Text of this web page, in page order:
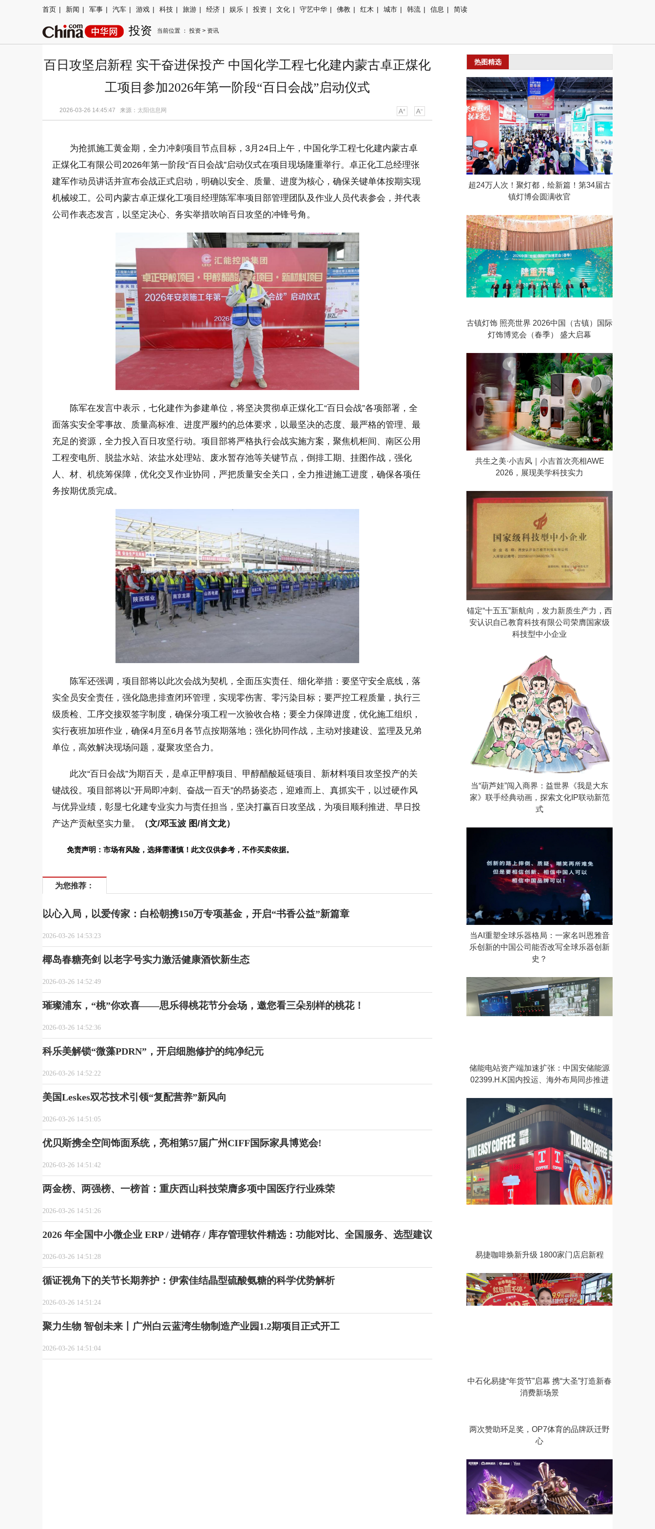
首页 | 新闻 | 军事 | 汽车 | 游戏 | 科技 | 旅游 | 经济 | 娱乐 | 投资 | 文化 | 守艺中华 | 佛教 | 红木 | 城市 | 韩流 | 信息 | 简读
投资 当前位置 ： 投资 > 资讯
百日攻坚启新程 实干奋进保投产 中国化学工程七化建内蒙古卓正煤化
工项目参加2026年第一阶段“百日会战”启动仪式
2026-03-26 14:45:47 来源： 太阳信息网
为抢抓施工黄金期，全力冲刺项目节点目标，3月24日上午，中国化学工程七化建内蒙古卓
正煤化工有限公司2026年第一阶段“百日会战”启动仪式在项目现场隆重举行。卓正化工总经理张
建军作动员讲话并宣布会战正式启动，明确以安全、质量、进度为核心，确保关键单体按期实现
机械竣工。公司内蒙古卓正煤化工项目经理陈军率项目部管理团队及作业人员代表参会，并代表
公司作表态发言，以坚定决心、务实举措吹响百日攻坚的冲锋号角。
陈军在发言中表示，七化建作为参建单位，将坚决贯彻卓正煤化工“百日会战”各项部署，全
面落实安全零事故、质量高标准、进度严履约的总体要求，以最坚决的态度、最严格的管理、最
充足的资源，全力投入百日攻坚行动。项目部将严格执行会战实施方案，聚焦机柜间、南区公用
工程变电所、脱盐水站、浓盐水处理站、废水暂存池等关键节点，倒排工期、挂图作战，强化
人、材、机统筹保障，优化交叉作业协同，严把质量安全关口，全力推进施工进度，确保各项任
务按期优质完成。
陈军还强调，项目部将以此次会战为契机，全面压实责任、细化举措：要坚守安全底线，落
实全员安全责任，强化隐患排查闭环管理，实现零伤害、零污染目标；要严控工程质量，执行三
级质检、工序交接双签字制度，确保分项工程一次验收合格；要全力保障进度，优化施工组织，
实行夜班加班作业，确保4月至6月各节点按期落地；强化协同作战，主动对接建设、监理及兄弟
单位，高效解决现场问题，凝聚攻坚合力。
此次“百日会战”为期百天，是卓正甲醇项目、甲醇醋酸延链项目、新材料项目攻坚投产的关
键战役。项目部将以“开局即冲刺、奋战一百天”的昂扬姿态，迎难而上、真抓实干，以过硬作风
与优异业绩，彰显七化建专业实力与责任担当，坚决打赢百日攻坚战，为项目顺利推进、早日投
产达产贡献坚实力量。
（文/邓玉波 图/肖文龙）
免责声明：市场有风险，选择需谨慎！此文仅供参考，不作买卖依据。
为您推荐：
以心入局，以爱传家：白松朝携150万专项基金，开启“书香公益”新篇章
2026-03-26 14:53:23
椰岛春糖亮剑 以老字号实力激活健康酒饮新生态
2026-03-26 14:52:49
璀璨浦东，“桃”你欢喜——思乐得桃花节分会场，邀您看三朵别样的桃花！
2026-03-26 14:52:36
科乐美解锁“微藻PDRN”，开启细胞修护的纯净纪元
2026-03-26 14:52:22
美国Leskes双芯技术引领“复配营养”新风向
2026-03-26 14:51:05
优贝斯携全空间饰面系统，亮相第57届广州CIFF国际家具博览会!
2026-03-26 14:51:42
两金榜、两强榜、一榜首：重庆西山科技荣膺多项中国医疗行业殊荣
2026-03-26 14:51:26
2026 年全国中小微企业 ERP / 进销存 / 库存管理软件精选：功能对比、全国服务、选型建议
2026-03-26 14:51:28
循证视角下的关节长期养护：伊索佳结晶型硫酸氨糖的科学优势解析
2026-03-26 14:51:24
聚力生物 智创未来丨广州白云蓝湾生物制造产业园1.2期项目正式开工
2026-03-26 14:51:04
热图精选
超24万人次！聚灯都，绘新篇！第34届古
镇灯博会圆满收官
古镇灯饰 照亮世界 2026中国（古镇）国际
灯饰博览会（春季） 盛大启幕
共生之美·小吉风｜小吉首次亮相AWE
2026，展现美学科技实力
锚定“十五五”新航向，发力新质生产力，西
安认识自己教育科技有限公司荣膺国家级
科技型中小企业
当“葫芦娃”闯入商界：益世界《我是大东
家》联手经典动画，探索文化IP联动新范
式
当AI重塑全球乐器格局：一家名叫恩雅音
乐创新的中国公司能否改写全球乐器创新
史？
储能电站资产端加速扩张：中国安储能源
02399.H.K国内投运、海外布局同步推进
易捷咖啡焕新升级 1800家门店启新程
中石化易捷“年货节”启幕 携“大圣”打造新春
消费新场景
两次赞助环足奖，OP7体育的品牌跃迁野
心